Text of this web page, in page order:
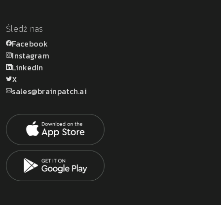
Śledź nas
Facebook
Instagram
LinkedIn
X
sales@brainpatch.ai